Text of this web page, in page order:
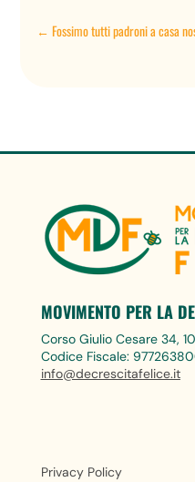
←Fossimo tutti padroni a casa
MOVIMENTO PER LA
Corso Giulio Cesare 34,
Codice Fiscale:
info@decrescitafelice.it
Privacy Policy